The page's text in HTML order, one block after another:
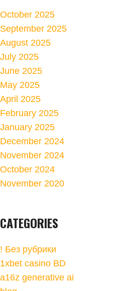
October 2025
September 2025
August 2025
July 2025
June 2025
May 2025
April 2025
February 2025
January 2025
December 2024
November 2024
October 2024
November 2020
CATEGORIES
! Без рубрики
1xbet casino BD
a16z generative ai